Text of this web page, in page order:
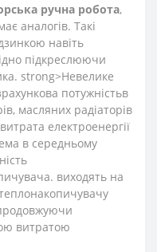
ручна робота,
аналогів. Такі
навіть
підкреслюючи
strong>Невелике
потужністьв
масляних радіаторів
електроенергії
в середньому
виходять на
витратою